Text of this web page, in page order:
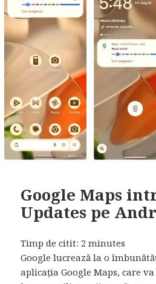
Google Maps
Updates pe
Timp de citit: 2 minutes
Google lucrează la o
aplicația Google Maps, care